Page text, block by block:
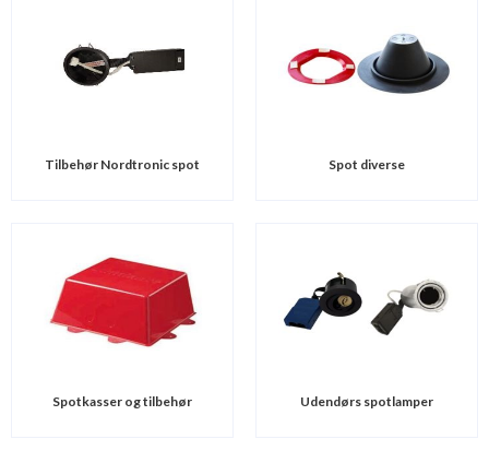
Tilbehør Nordtronic spot Spot diverse
Spotkasser og tilbehør Udendørs spotlamper